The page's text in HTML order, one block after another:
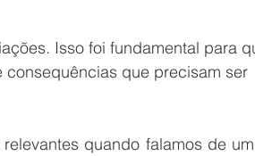
Isso foi fundamental para
que precisam ser
quando falamos de